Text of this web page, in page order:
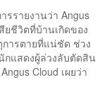
รรายงานว่า Angus
ยชีวิตที่บ้านเกิดของ
การตายที่แน่ชัด ช่วง
กแสดงผู้ล่วงลับตัดสิน
Cloud เผยว่า